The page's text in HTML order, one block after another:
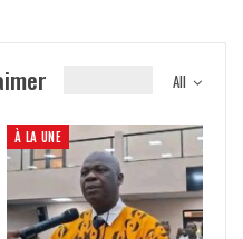
All
À LA UNE